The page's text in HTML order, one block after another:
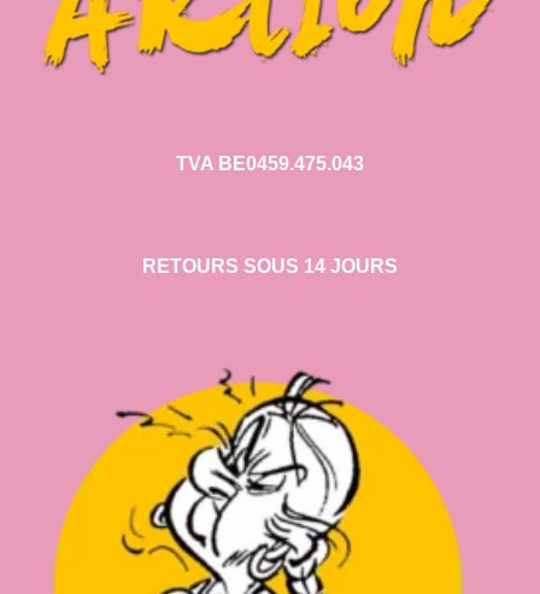
TVA BE0459.475.043
RETOURS SOUS 14 JOURS